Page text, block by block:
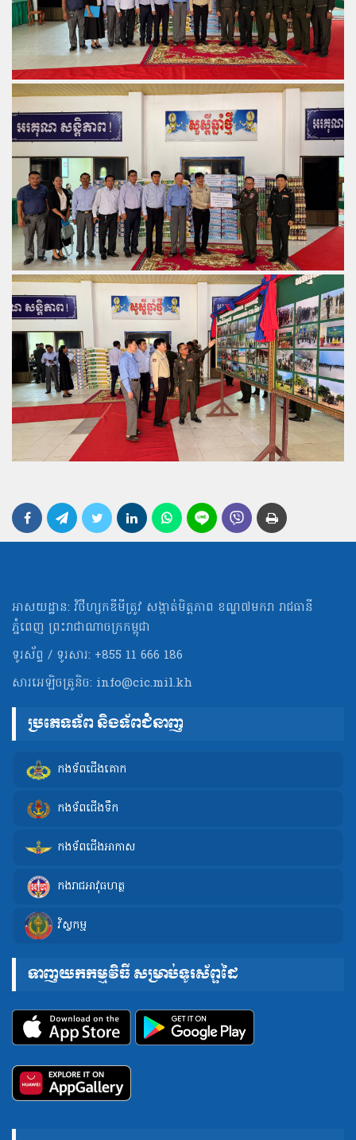
អាសយដ្ឋាន: វិថីហ្សកឌីមីត្រូវ សង្កាត់មិត្ដភាព ខណ្ឌ៧មករា រាជធានី
ភ្នំពេញ ព្រះរាជាណាចក្រកម្ពុជា
ទូរស័ព្ទ / ទូរសារ: +855 11 666 186
សារអេឡិចត្រូនិច: info@cic.mil.kh
ប្រភេទទ័ព និងទ័ពជំនាញ
កងទ័ពជើងគោក
កងទ័ពជើងទឹក
កងទ័ពជើងអាកាស
កងរាជអាវុធហត្ថ
វិស្វកម្ម
ទាញយកកម្មវិធី សម្រាប់ទូរស័ព្ទដៃ